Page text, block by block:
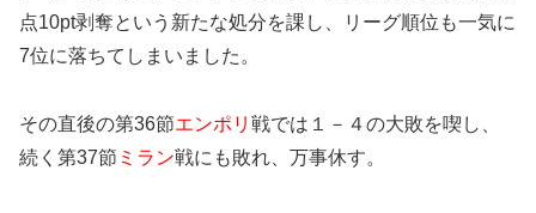
点10pt剥奪という新たな処分を課し、リーグ順位も一気に
7位に落ちてしまいました。
その直後の第36節エンポリ 戦では１－４の大敗を喫し、
続く第37節 ミラン戦にも敗れ、万事休す。